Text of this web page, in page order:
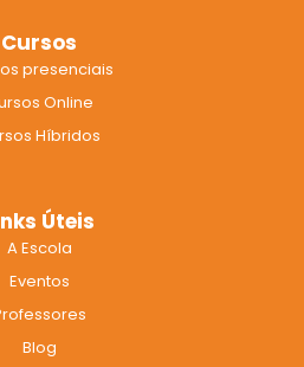
g
r
a
m
e
Cursos
presenciais
Online
Híbridos
Úteis
A Escola
Eventos
Blog